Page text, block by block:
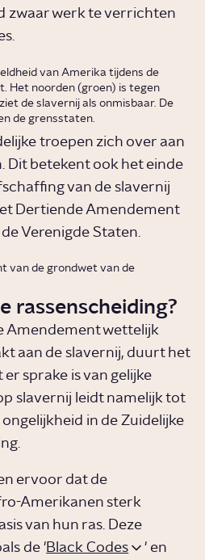
zwaar werk te verrichten
van Amerika tijdens de
Het noorden (groen) is tegen
de slavernij als onmisbaar. De
de grensstaten.
troepen zich over aan
Dit betekent ook het einde
van de slavernij
Dertiende Amendement
Verenigde Staten.
van de grondwet van de
rassenscheiding?
Amendement wettelijk
aan de slavernij, duurt het
sprake is van gelijke
slavernij leidt namelijk tot
in de Zuidelijke
ervoor dat de
Amerikanen sterk
van hun ras. Deze
de 'Black Codes
' en